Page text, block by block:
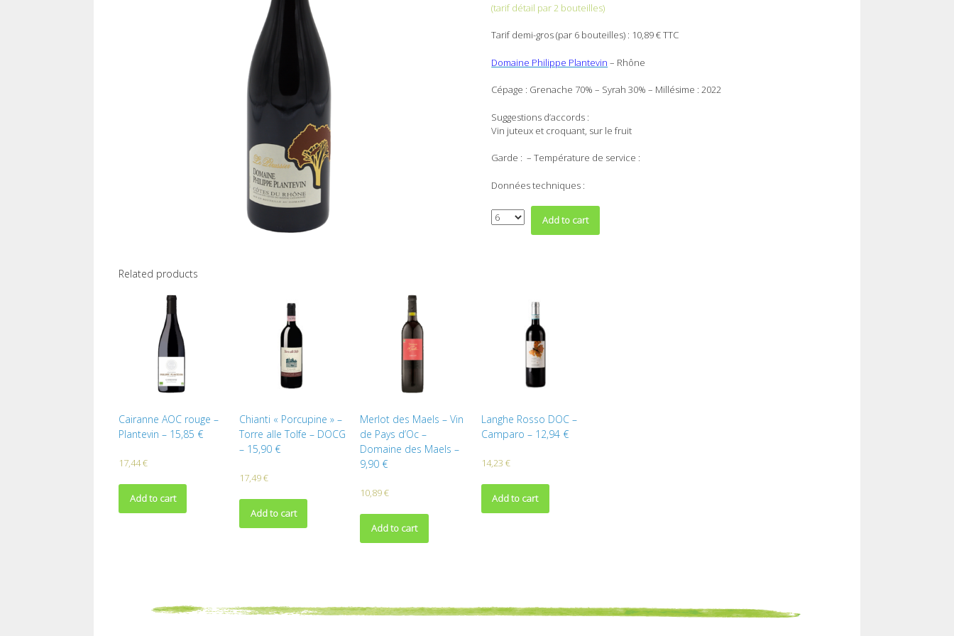
(tarif détail par 2 bouteilles)
Tarif demi-gros (par 6 bouteilles) : 10,89 € TTC
Domaine Philippe Plantevin – Rhône
Cépage : Grenache 70% – Syrah 30% – Millésime : 2022
Suggestions d’accords :
Vin juteux et croquant, sur le fruit
Garde : – Température de service :
Données techniques :
Quantity
Add to cart
Related products
Cairanne AOC rouge –
Plantevin – 15,85 €
17,44€
Add to cart
Chianti « Porcupine » –
Torre alle Tolfe – DOCG
– 15,90 €
17,49€
Add to cart
Merlot des Maels – Vin
de Pays d’Oc –
Domaine des Maels –
9,90 €
10,89€
Add to cart
Langhe Rosso DOC –
Camparo – 12,94 €
14,23 €
Add to cart